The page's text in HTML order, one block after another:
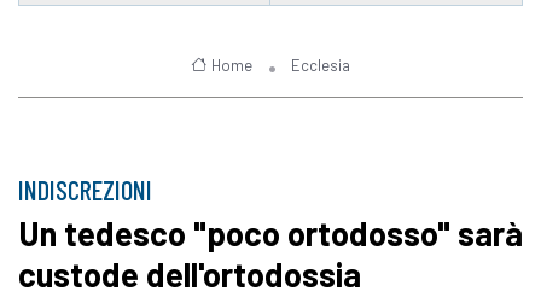
Home Ecclesia
INDISCREZIONI
Un tedesco "poco ortodosso" sarà
custode dell'ortodossia